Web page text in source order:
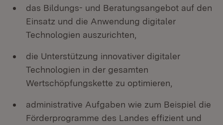
das Bildungs- und Beratungsangebot auf den
Einsatz und die Anwendung digitaler
Technologien auszurichten,
die Unterstützung innovativer digitaler
Technologien in der gesamten
Wertschöpfungskette zu optimieren,
administrative Aufgaben wie zum Beispiel die
Förderprogramme des Landes effizient und